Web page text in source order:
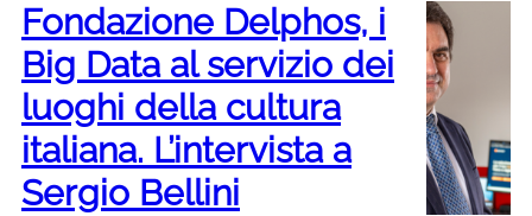
Fondazione Delphos, i
Big Data al servizio dei
luoghi della cultura
italiana. L’intervista a
Sergio Bellini